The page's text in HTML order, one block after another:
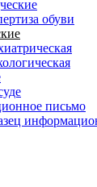
обуви
письмо